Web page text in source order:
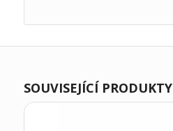
SOUVISEJÍCÍ PRODUKTY